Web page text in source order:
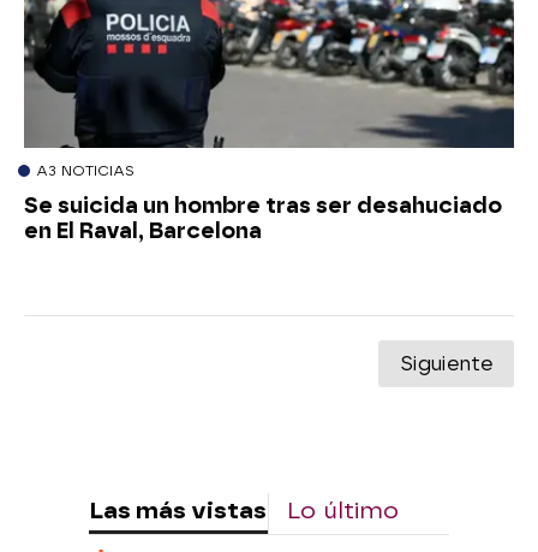
A3 NOTICIAS
Se suicida un hombre tras ser desahuciado
en El Raval, Barcelona
Siguiente
Las más vistas Lo último